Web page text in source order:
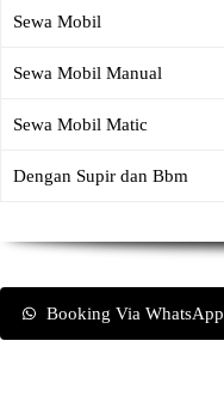
Sewa Mobil
Sewa Mobil Manual
Sewa Mobil Matic
Dengan Supir dan Bbm
Booking Via WhatsApp